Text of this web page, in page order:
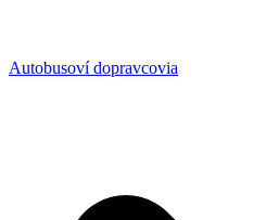
Autobusoví dopravcovia